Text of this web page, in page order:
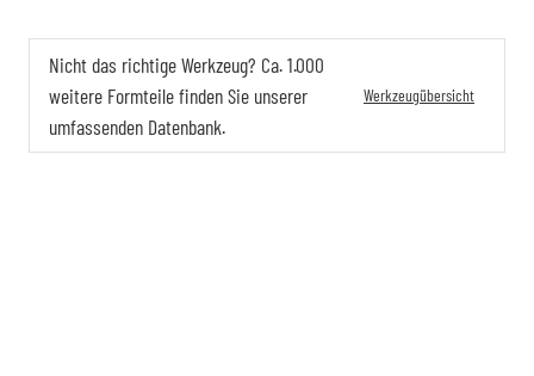
Nicht das richtige Werkzeug? Ca. 1.000
weitere Formteile finden Sie unserer
umfassenden Datenbank.
Werkzeugübersicht